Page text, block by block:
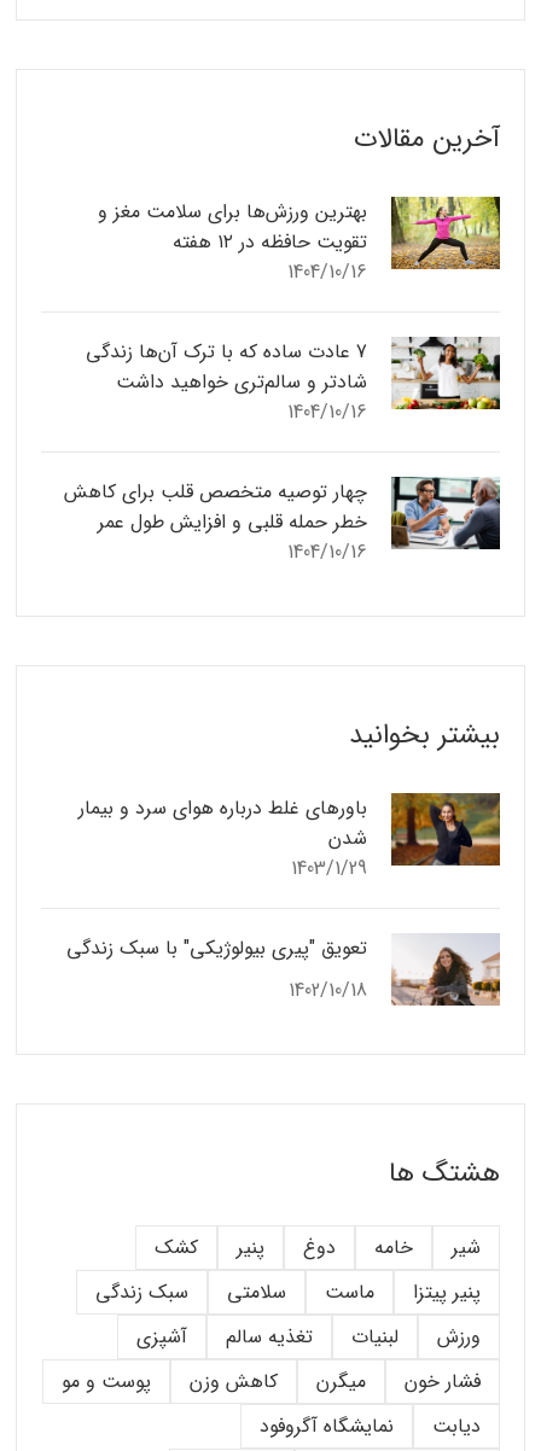
آخرین مقالات
بهترین ورزش‌ها برای سلامت مغز و
تقویت حافظه در ۱۲ هفته
1404/10/16
7 عادت ساده که با ترک آن‌ها زندگی
شادتر و سالم‌تری خواهید داشت
1404/10/16
چهار توصیه متخصص قلب برای کاهش
خطر حمله قلبی و افزایش طول عمر
1404/10/16
بیشتر بخوانید
باورهای غلط درباره هوای سرد و بیمار
شدن
1403/1/29
تعویق "پیری بیولوژیکی" با سبک زندگی
1402/10/18
هشتگ ها
شیر خامه دوغ پنیر
کشک
پنیر پیتزا
ماست سلامتی
سبک زندگی
ورزش
لبنیات تغذیه سالم
آشپزی
فشار خون
میگرن کاهش وزن
پوست و مو
دیابت
نمایشگاه آگروفود